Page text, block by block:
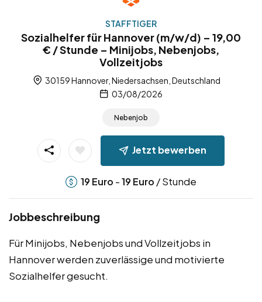
STAFFTIGER
Sozialhelfer für Hannover (m/w/d) – 19,00
€ / Stunde – Minijobs, Nebenjobs,
Vollzeitjobs
30159 Hannover, Niedersachsen, Deutschland
03/08/2026
Nebenjob
Jetzt bewerben
19 Euro -19 Euro / Stunde
Jobbeschreibung
Für Minijobs, Nebenjobs und Vollzeitjobs in
Hannover werden zuverlässige und motivierte
Sozialhelfer gesucht.